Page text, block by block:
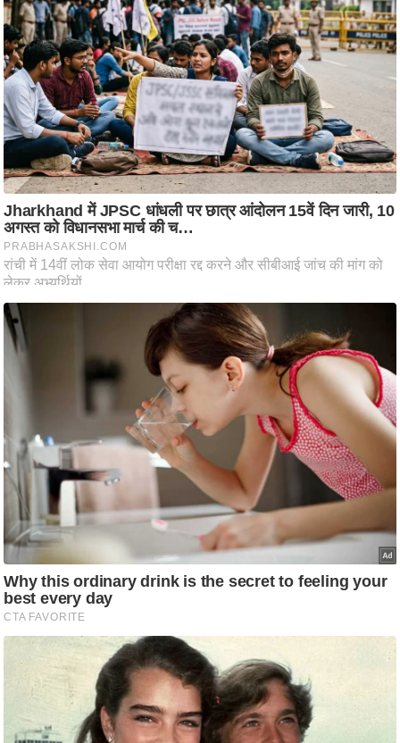
.
आ
ई
.
चा
य
प
र
मी
क्षा
ध
र्म
ज्यो
ति
म
मा
/
ध
र्म
स्थ
ल
व्र
त
त्यो
र